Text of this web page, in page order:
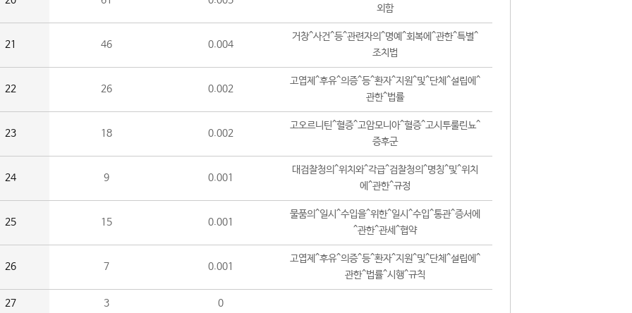
외함
21 46 0.004
거창^사건^등^관련자의^명예^회복에^관한^특별^
조치법
22 26 0.002
고엽제^후유^의증^등^환자^지원^및^단체^설립에^
관한^법률
23 18 0.002
고오르니틴^혈증^고암모니아^혈증^고시투룰린뇨^
증후군
24 9 0.001
대검찰청의^위치와^각급^검찰청의^명칭^및^위치
에^관한^규정
25 15 0.001
물품의^일시^수입을^위한^일시^수입^통관^증서에
^관한^관세^협약
26 7 0.001
고엽제^후유^의증^등^환자^지원^및^단체^설립에^
관한^법률^시행^규칙
27 3 0